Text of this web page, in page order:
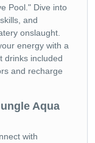
Pool." Dive into
and
onslaught.
energy with a
drinks included
and recharge
Aqua
with